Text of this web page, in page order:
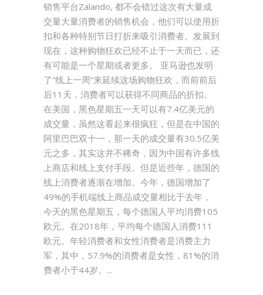
销售平台Zalando, 都不会错过这次有大量成
交量大量消费者的销售机会，他们可以使用折
扣和各种特别节日打折来吸引消费者。发展到
现在，这种购物狂欢已经不止于一天而已，还
有可能是一个星期或者更多。 亚马逊也发明
了“线上一周“来延续这场购物狂欢，而前前后
后11天，消费者可以获得不同商品的折扣。
在美国，黑色星期五一天可以有7.4亿美元的
成交量，虽然这看起来很疯狂，但是在中国的
阿里巴巴双十一，那一天的成交量有30.5亿美
元之多，其实这并不稀奇，因为中国有许多线
上商店和线上支付手段。但是近些年，德国的
线上消费者逐渐在增加。今年，德国增加了
49%的手机端线上商品成交量相比于去年，
今天的黑色星期五，每个德国人平均消费105
欧元。在2018年，平均每个德国人消费111
欧元。年轻消费者和女性消费者是消费主力
军，其中，57.9%的消费者是女性，81%的消
费者小于44岁。...